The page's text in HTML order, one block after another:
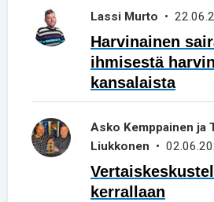
Lassi Murto •
Harvinainen
ihmisestä
kansalaista
Asko Kemppainen ja
Liukkonen •
kerrallaan